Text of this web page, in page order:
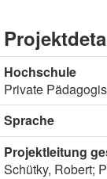
Hochschule
Private
Sprache
Projektleitung
Schütky, Robert;